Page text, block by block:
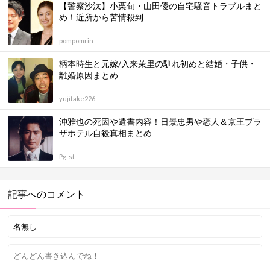
【警察沙汰】小栗旬・山田優の自宅騒音トラブルまと
め！近所から苦情殺到
pompomrin
柄本時生と元嫁/入来茉里の馴れ初めと結婚・子供・
離婚原因まとめ
yujitake226
沖雅也の死因や遺書内容！日景忠男や恋人＆京王プラ
ザホテル自殺真相まとめ
Pg_st
記事へのコメント